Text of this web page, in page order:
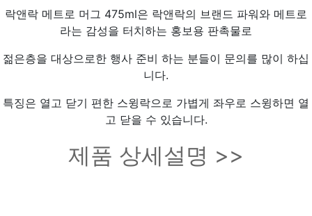
락앤락 메트로 머그 475ml은 락앤락의 브랜드 파워와 메트로
라는 감성을 터치하는 홍보용 판촉물로
젊은층을 대상으로한 행사 준비 하는 분들이 문의를 많이 하십
니다.
특징은 열고 닫기 편한 스윙락으로 가볍게 좌우로 스윙하면 열
고 닫을 수 있습니다.
제품 상세설명 >>